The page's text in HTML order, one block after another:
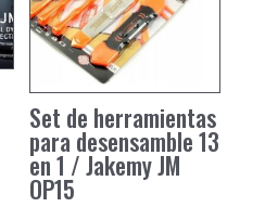
Set de herramientas
para desensamble 13
en 1 / Jakemy JM
OP15